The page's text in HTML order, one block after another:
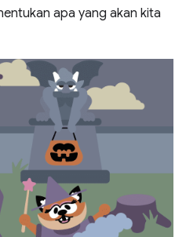
apa yang akan kita